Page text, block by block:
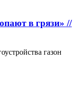
в грязи» //
газон